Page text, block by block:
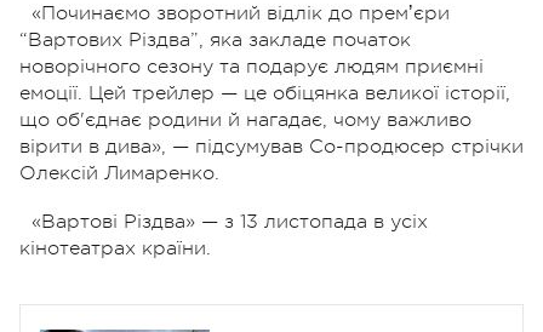
«Починаємо зворотний відлік до премʼєри
“Вартових Різдва”, яка закладе початок
новорічного сезону та подарує людям приємні
емоції. Цей трейлер — це обіцянка великої історії,
що об'єднає родини й нагадає, чому важливо
вірити в дива», — підсумував Сo-продюсер стрічки
Олексій Лимаренко.
«Вартові Різдва» — з 13 листопада в усіх
кінотеатрах країни.